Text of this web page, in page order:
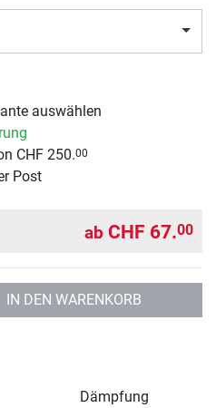
auswählen
CHF 250.00
Post
ab CHF 67.00
IN DEN WARENKORB
Dämpfung